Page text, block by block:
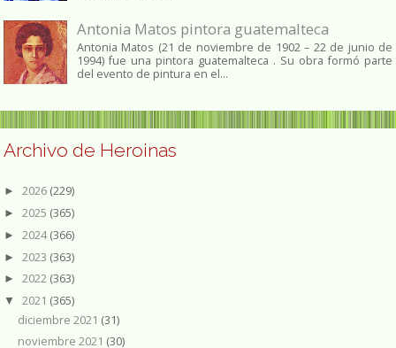
Antonia Matos pintora guatemalteca
Antonia Matos (21 de noviembre de 1902 – 22 de junio de
1994) fue una pintora guatemalteca . Su obra formó parte
del evento de pintura en el...
Archivo de Heroinas
► 2026 (229)
► 2025 (365)
► 2024(366)
► 2023 (363)
► 2022 (363)
▼ 2021 (365)
diciembre 2021 (31)
noviembre 2021 (30)